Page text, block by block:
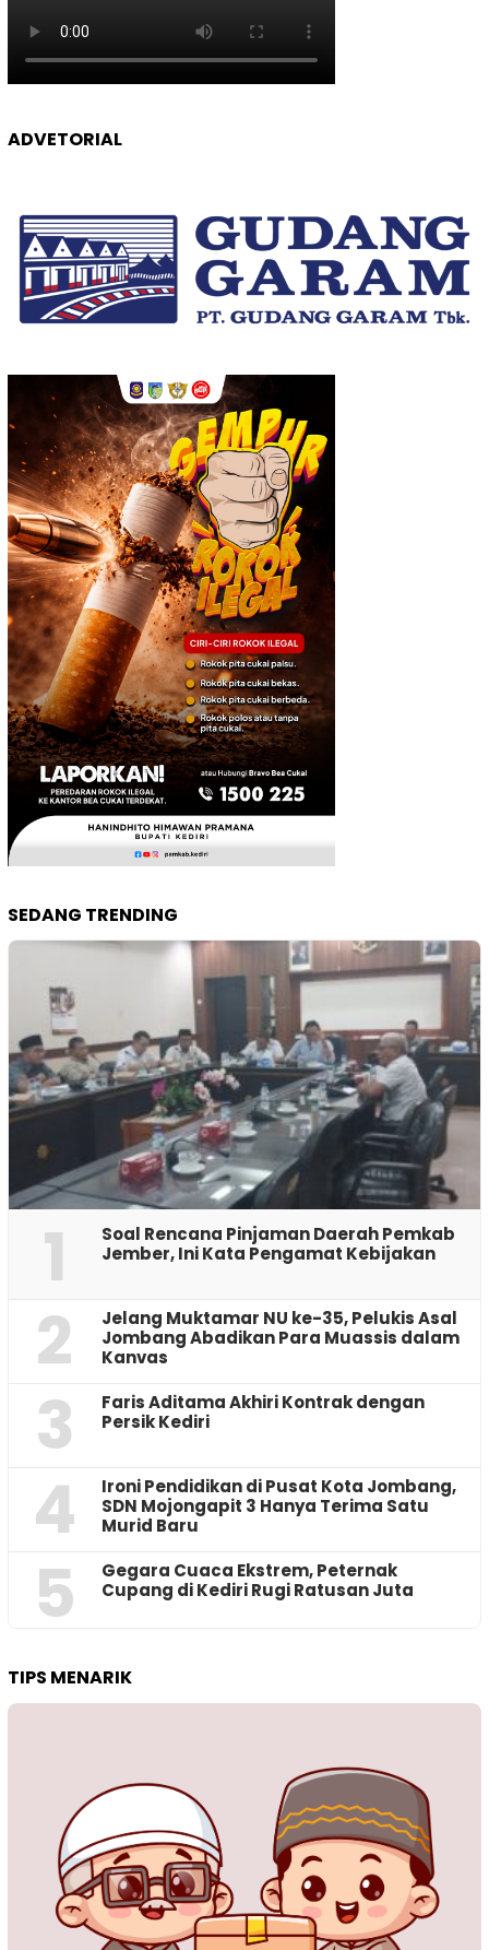
ADVETORIAL
SEDANG TRENDING
1
‎Soal Rencana Pinjaman Daerah Pemkab
Jember, Ini Kata Pengamat Kebijakan ‎
2
Jelang Muktamar NU ke-35, Pelukis Asal
Jombang Abadikan Para Muassis dalam
Kanvas
3
Faris Aditama Akhiri Kontrak dengan
Persik Kediri
4
Ironi Pendidikan di Pusat Kota Jombang,
SDN Mojongapit 3 Hanya Terima Satu
Murid Baru
5
‎Gegara Cuaca Ekstrem, Peternak
Cupang di Kediri Rugi Ratusan Juta
TIPS MENARIK